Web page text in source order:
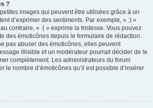
?
images qui peuvent être utilisées grâce à un
d’exprimer des sentiments. Par exemple, « :) »
contraire, « :( » exprime la tristesse. Vous pouvez
des émoticônes depuis le formulaire de rédaction.
pas abuser des émoticônes, elles peuvent
illisible et un modérateur pourrait décider de le
complètement. Les administrateurs du forum
le nombre d’émoticônes qu’il est possible d’insérer